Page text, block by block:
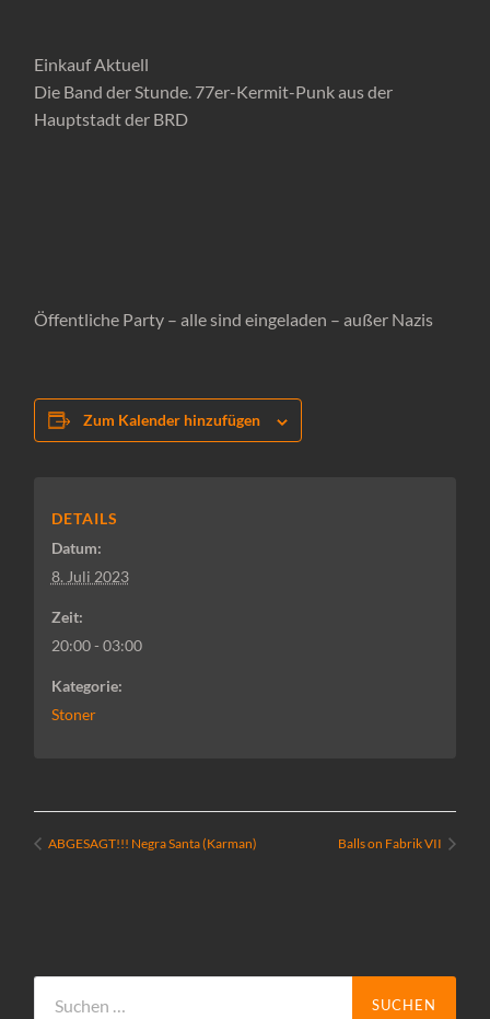
Einkauf Aktuell
Die Band der Stunde. 77er-Kermit-Punk aus der
Hauptstadt der BRD
Öffentliche Party – alle sind eingeladen – außer Nazis
Zum Kalender hinzufügen
DETAILS
Datum:
8. Juli 2023
Zeit:
20:00 - 03:00
Kategorie:
Stoner
ABGESAGT!!! Negra Santa (Karman) Balls on Fabrik VII
nach: